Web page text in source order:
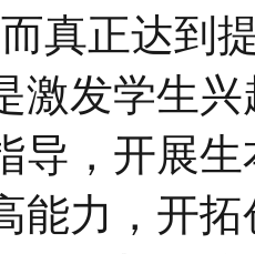
真正达到
激发学生
导，开展
能力，开